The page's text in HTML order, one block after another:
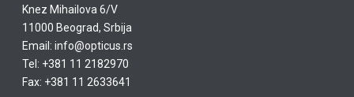
Knez Mihailova 6/V
11000 Beograd, Srbija
Email: info@opticus.rs
Tel: +381 11 2182970
Fax: +381 11 2633641